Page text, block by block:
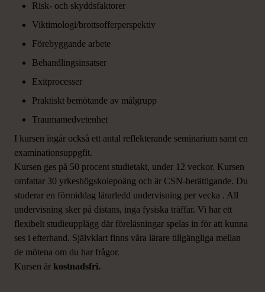
Risk- och skyddsfaktorer
Viktimologi/brottsofferperspektiv
Förebyggande arbete
Behandlingsinsatser
Exitprocesser
Praktiskt bemötande av målgrupp
Traumamedvetenhet
I kursen ingår också ett antal reflekterande seminarium samt en
examinationsuppgfit.
Kursen ges på 50 procent studietakt, under 12 veckor. Kursen
omfattar 30 yrkeshögskolepoäng och är CSN-berättigande. Du
studerar en förmiddag lärarledd undervisning per vecka . All
undervisning sker på distans, inga fysiska träffar. Vi har ett
flexibelt studieupplägg där föreläsningar spelas in för att kunna
ses i efterhand. Självklart finns våra lärare tillgängliga mellan
de mötena om du har frågor.
Kursen är kostnadsfri.